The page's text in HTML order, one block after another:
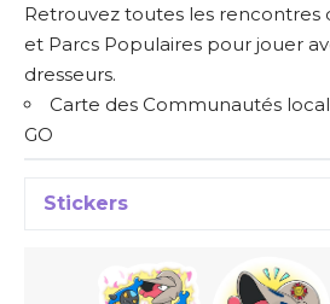
Retrouvez toutes les rencontres
et Parcs Populaires pour jouer
dresseurs.
Carte des Communautés
GO
Stickers